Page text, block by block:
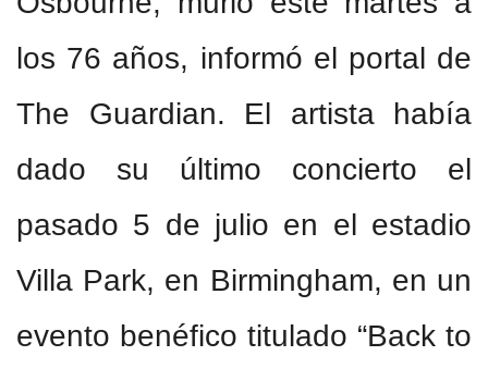
los 76 años, informó el portal de
The Guardian. El artista había
dado su último concierto el
pasado 5 de julio en el estadio
Villa Park, en Birmingham, en un
evento benéfico titulado “Back to